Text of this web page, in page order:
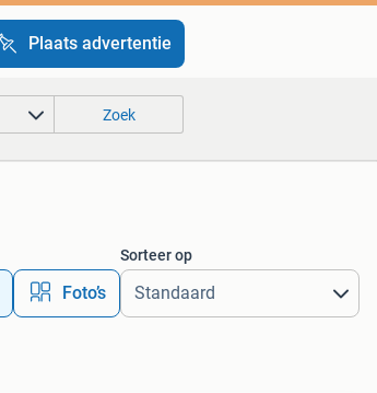
Plaats advertentie
Zoek
Foto’s
Sorteer op